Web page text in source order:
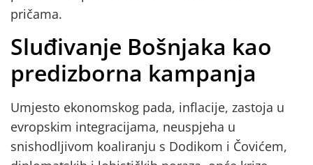
pričama.
Sluđivanje Bošnjaka kao
predizborna kampanja
Umjesto ekonomskog pada, inflacije, zastoja u
evropskim integracijama, neuspjeha u
snishodljivom koaliranju s Dodikom i Čovićem,